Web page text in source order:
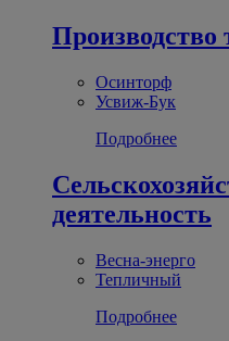
Производство
Осинторф
Усвиж-Бук
Подробнее
деятельность
Весна-энерго
Тепличный
Подробнее